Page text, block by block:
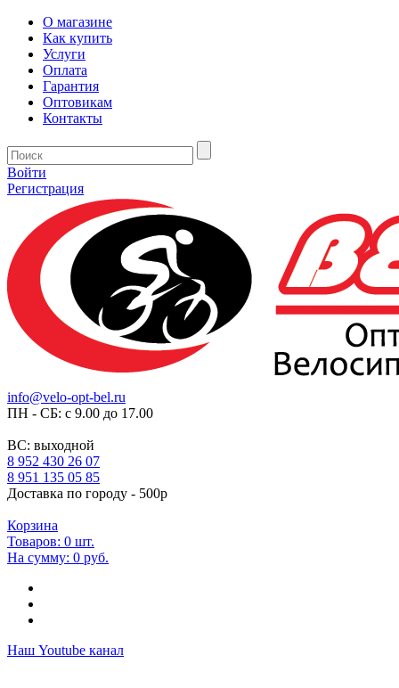
О магазине
Как купить
Услуги
Оплата
Гарантия
Оптовикам
Контакты
Войти
Регистрация
info@velo-opt-bel.ru
ПН - СБ: с 9.00 до 17.00
ВС: выходной
8 952 430 26 07
8 951 135 05 85
Доставка по городу - 500р
Корзина
Товаров: 0 шт.
На сумму: 0 руб.
Наш Youtube канал